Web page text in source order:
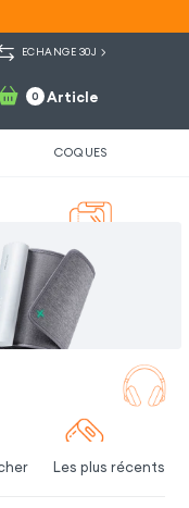
ECHANGE 30J
0 Article
COQUES
Les plus récents